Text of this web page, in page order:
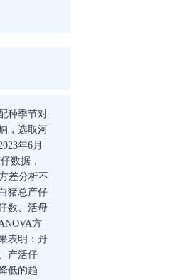
种季节对
，选取河
年6月
数据，
差分析不
猪总产仔
数、活母
方
表明：丹
产活仔
低的趋